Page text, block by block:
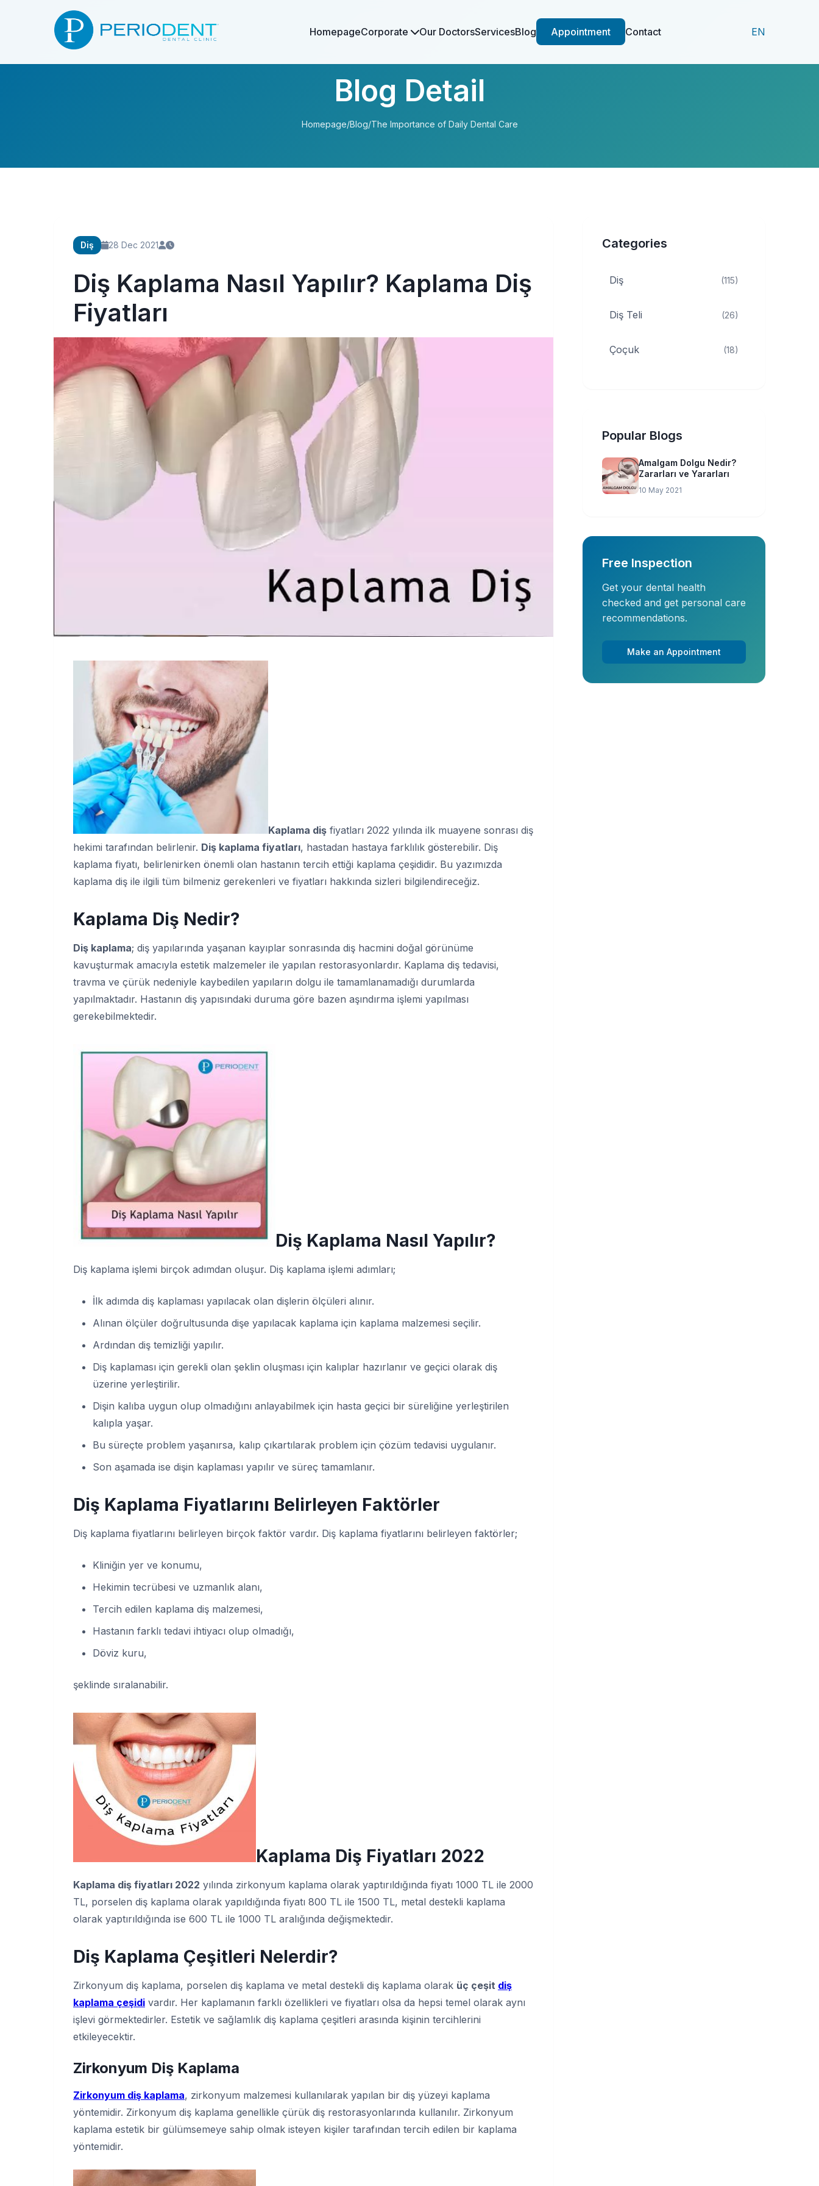
HomepageCorporate Our DoctorsServicesBlog Appointment Contact EN
Blog Detail
Homepage/Blog/The Importance of Daily Dental Care
Diş 28 Dec 2021
Diş Kaplama Nasıl Yapılır? Kaplama Diş
Fiyatları
Kaplama diş fiyatları 2022 yılında ilk muayene sonrası diş
hekimi tarafından belirlenir. Diş kaplama fiyatları, hastadan hastaya farklılık gösterebilir. Diş
kaplama fiyatı, belirlenirken önemli olan hastanın tercih ettiği kaplama çeşididir. Bu yazımızda
kaplama diş ile ilgili tüm bilmeniz gerekenleri ve fiyatları hakkında sizleri bilgilendireceğiz.
Kaplama Diş Nedir?
Diş kaplama; diş yapılarında yaşanan kayıplar sonrasında diş hacmini doğal görünüme
kavuşturmak amacıyla estetik malzemeler ile yapılan restorasyonlardır. Kaplama diş tedavisi,
travma ve çürük nedeniyle kaybedilen yapıların dolgu ile tamamlanamadığı durumlarda
yapılmaktadır. Hastanın diş yapısındaki duruma göre bazen aşındırma işlemi yapılması
gerekebilmektedir.
Diş Kaplama Nasıl Yapılır?
Diş kaplama işlemi birçok adımdan oluşur. Diş kaplama işlemi adımları;
İlk adımda diş kaplaması yapılacak olan dişlerin ölçüleri alınır.
Alınan ölçüler doğrultusunda dişe yapılacak kaplama için kaplama malzemesi seçilir.
Ardından diş temizliği yapılır.
Diş kaplaması için gerekli olan şeklin oluşması için kalıplar hazırlanır ve geçici olarak diş
üzerine yerleştirilir.
Dişin kalıba uygun olup olmadığını anlayabilmek için hasta geçici bir süreliğine yerleştirilen
kalıpla yaşar.
Bu süreçte problem yaşanırsa, kalıp çıkartılarak problem için çözüm tedavisi uygulanır.
Son aşamada ise dişin kaplaması yapılır ve süreç tamamlanır.
Diş Kaplama Fiyatlarını Belirleyen Faktörler
Diş kaplama fiyatlarını belirleyen birçok faktör vardır. Diş kaplama fiyatlarını belirleyen faktörler;
Kliniğin yer ve konumu,
Hekimin tecrübesi ve uzmanlık alanı,
Tercih edilen kaplama diş malzemesi,
Hastanın farklı tedavi ihtiyacı olup olmadığı,
Döviz kuru,
şeklinde sıralanabilir.
Kaplama Diş Fiyatları 2022
Kaplama diş fiyatları 2022 yılında zirkonyum kaplama olarak yaptırıldığında fiyatı 1000 TL ile 2000
TL, porselen diş kaplama olarak yapıldığında fiyatı 800 TL ile 1500 TL, metal destekli kaplama
olarak yaptırıldığında ise 600 TL ile 1000 TL aralığında değişmektedir.
Diş Kaplama Çeşitleri Nelerdir?
Zirkonyum diş kaplama, porselen diş kaplama ve metal destekli diş kaplama olarak üç çeşit diş
kaplama çeşidi vardır. Her kaplamanın farklı özellikleri ve fiyatları olsa da hepsi temel olarak aynı
işlevi görmektedirler. Estetik ve sağlamlık diş kaplama çeşitleri arasında kişinin tercihlerini
etkileyecektir.
Zirkonyum Diş Kaplama
Zirkonyum diş kaplama, zirkonyum malzemesi kullanılarak yapılan bir diş yüzeyi kaplama
yöntemidir. Zirkonyum diş kaplama genellikle çürük diş restorasyonlarında kullanılır. Zirkonyum
kaplama estetik bir gülümsemeye sahip olmak isteyen kişiler tarafından tercih edilen bir kaplama
yöntemidir.
Categories
Diş (115)
Diş Teli (26)
Çoçuk (18)
Popular Blogs
Amalgam Dolgu Nedir?
Zararları ve Yararları
10 May 2021
Free Inspection
Get your dental health
checked and get personal care
recommendations.
Make an Appointment